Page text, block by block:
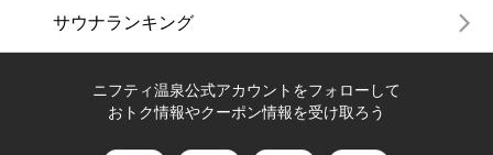
サウナランキング
ニフティ温泉公式アカウントをフォローして
おトク情報やクーポン情報を受け取ろう